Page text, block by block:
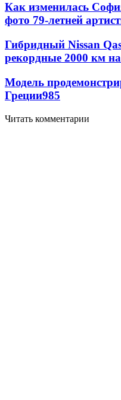
Как изменилась
фото 79-летней
Гибридный Nissan
рекордные 2000 км
Модель
Греции985
Читать комментарии